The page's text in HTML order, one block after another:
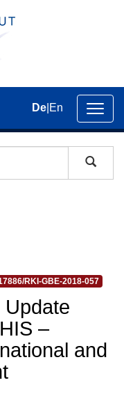
der
De En
RKI-GBE-2018-057
–
and